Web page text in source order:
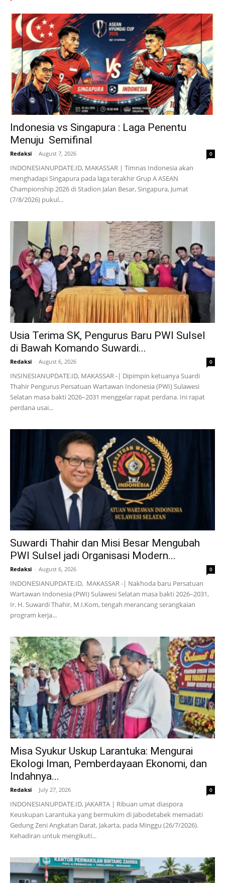
Indonesia vs Singapura : Laga Penentu
Menuju Semifinal
Redaksi - August 7, 2026 0
INDONESIANUPDATE.ID, MAKASSAR | Timnas Indonesia akan
menghadapi Singapura pada laga terakhir Grup A ASEAN
Championship 2026 di Stadion Jalan Besar, Singapura, Jumat
(7/8/2026) pukul...
Usia Terima SK, Pengurus Baru PWI Sulsel
di Bawah Komando Suwardi...
Redaksi - August 6, 2026 0
INSINESIANUPDATE.ID, MAKASSAR -| Dipimpin ketuanya Suardi
Thahir Pengurus Persatuan Wartawan Indonesia (PWI) Sulawesi
Selatan masa bakti 2026–2031 menggelar rapat perdana. Ini rapat
perdana usai...
Suwardi Thahir dan Misi Besar Mengubah
PWI Sulsel jadi Organisasi Modern...
Redaksi - August 6, 2026 0
INDONESIANUPDATE.ID, MAKASSAR -| Nakhoda baru Persatuan
Wartawan Indonesia (PWI) Sulawesi Selatan masa bakti 2026–2031,
Ir. H. Suwardi Thahir, M.I.Kom, tengah merancang serangkaian
program kerja...
Misa Syukur Uskup Larantuka: Mengurai
Ekologi Iman, Pemberdayaan Ekonomi, dan
Indahnya...
Redaksi - July 27, 2026 0
INDONESIANUPDATE.ID, JAKARTA | Ribuan umat diaspora
Keuskupan Larantuka yang bermukim di Jabodetabek memadati
Gedung Zeni Angkatan Darat, Jakarta, pada Minggu (26/7/2026).
Kehadiran untuk mengikuti...